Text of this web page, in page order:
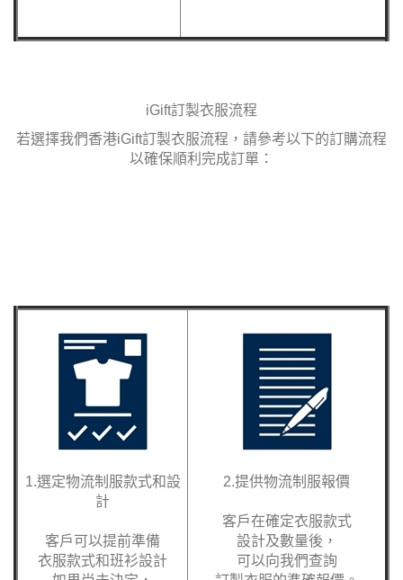
iGift訂製衣服流程
若選擇我們香港iGift訂製衣服流程 ，請參考以下的訂購流程
以確保順利完成訂單：
1.選定物流制服款式和設
計
客戶可以提前準備
衣服款式和班衫設計
2.提供物流制服報價
客戶在確定衣服款式
設計及數量後，
可以向我們查詢